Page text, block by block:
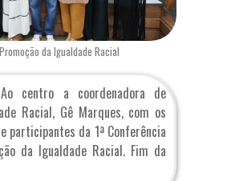
da Igualdade Racial
Ao centro a coordenadora de
Racial, Gê Marques, com os
participantes da 1ª Conferência
da Igualdade Racial. Fim da